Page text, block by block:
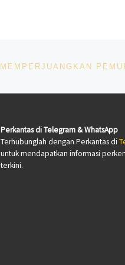
MEMPERJUANGKAN
Perkantas di Telegram & WhatsApp
Terhubunglah dengan Perkantas di
untuk mendapatkan informasi
terkini.